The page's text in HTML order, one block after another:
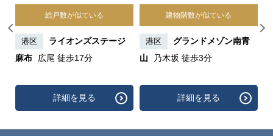
総戸数が似ている
港区
ライオンズステージ
麻布
広尾 徒歩17分
詳細を見る
建物階数が似ている
港区
グランドメゾン南青
山
乃木坂 徒歩3分
詳細を見る